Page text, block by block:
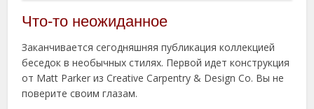
Что-то неожиданное
Заканчивается сегодняшняя публикация коллекцией
беседок в необычных стилях. Первой идет конструкция
от Matt Parker из Creative Carpentry & Design Co. Вы не
поверите своим глазам.